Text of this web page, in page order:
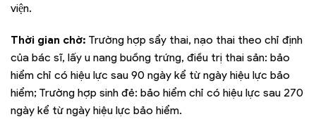
viện.
Thời gian chờ: Trường hợp sẩy thai, nạo thai theo chỉ định
của bác sĩ, lấy u nang buồng trứng, điều trị thai sản: bảo
hiểm chỉ có hiệu lực sau 90 ngày kể từ ngày hiệu lực bảo
hiểm; Trường hợp sinh đẻ: bảo hiểm chỉ có hiệu lực sau 270
ngày kể từ ngày hiệu lực bảo hiểm.